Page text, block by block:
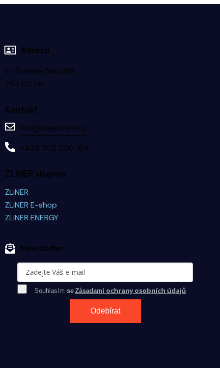
Adresa
tř. Tomáše Bati 283
763 02 Zlín
Kontakt
info@zlinersteel.cz
+420 702 050 169
ZLiNER skupina
ZLiNER
ZLiNER E-shop
ZLiNER ENERGY
Newsletter
Souhlasím se Zásadami ochrany osobních údajů
Odebírat